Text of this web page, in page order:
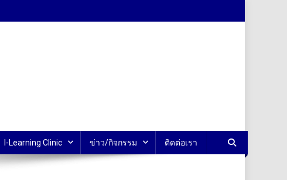
I-Learning Clinic ข่าว/กิจกรรม ติดต่อเรา